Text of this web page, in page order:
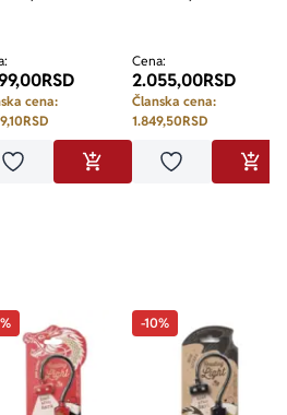
RSD
cena:
RSD
Dodaj u omiljeneDODAJ U KORPU
Cena:
2.055,00RSD
Članska cena:
1.849,50RSD
Dodaj u
-10%